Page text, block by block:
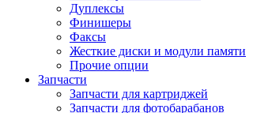
Дуплексы
Финишеры
Факсы
Жесткие диски и модули памяти
Прочие опции
Запчасти
Запчасти для картриджей
Запчасти для фотобарабанов